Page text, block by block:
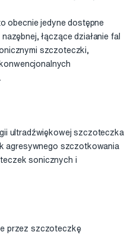
obecnie jedyne dostępne
łączące działanie fal
szczoteczki,
ultradźwiękowej szczoteczka
agresywnego szczotkowania
sonicznych i
przez szczoteczkę